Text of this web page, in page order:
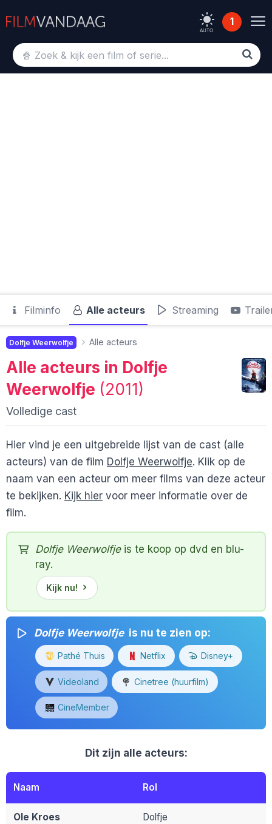
AUTO
1
Filminfo Alle acteurs Streaming
Dolfje Weerwolfje Alle acteurs
Alle acteurs in Dolfje
Weerwolfje (2011)
Volledige cast
Hier vind je een uitgebreide lijst van de cast (alle
acteurs) van de film Dolfje Weerwolfje. Klik op de
naam van een acteur om meer films van deze acteur
te bekijken. Kijk hier voor meer informatie over de
film.
Dolfje Weerwolfjeis te koop op dvd en blu-
ray.
Kijk nu!
Dolfje Weerwolfje is nu te zien op:
Pathé Thuis Netflix Disney+
Videoland Cinetree (huurfilm)
CineMember
Dit zijn alle acteurs:
Naam Rol
Ole Kroes Dolfje